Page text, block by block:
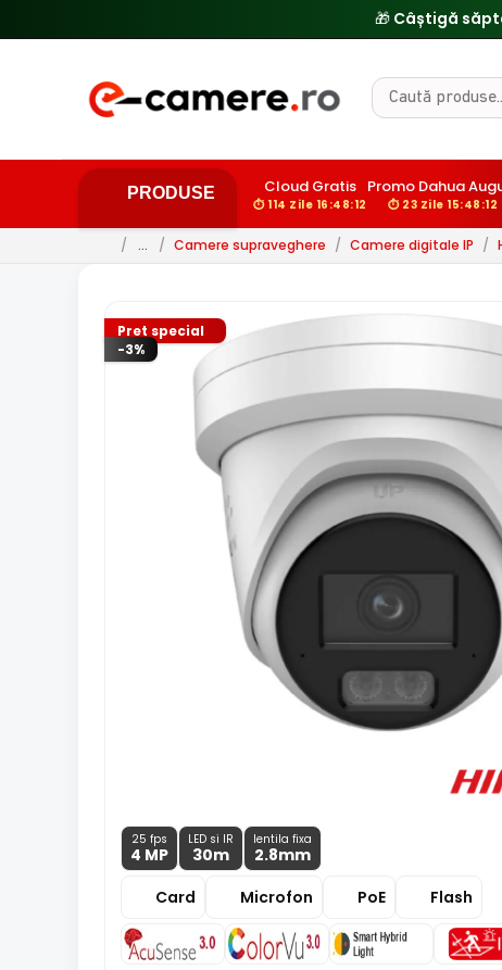
PRODUSE Cloud Gratis
⏱ 114 Zile 16:48:10
Promo Dahua
⏱ 23 Zile 15:48:10
/ … / Camere supraveghere / Camere digitale IP /
Pret special
-3%
25 fps
4 MP
LED si IR
30m
lentila fixa
2.8mm
Card
Microfon PoE Flash